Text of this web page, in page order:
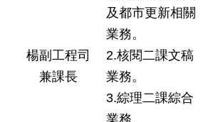
楊副工程司
兼課長
及都市更新相關
業務。
2.核閱二課文稿
業務。
3.綜理二課綜合
業務。